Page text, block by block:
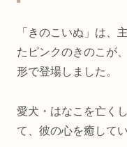
「きのこいぬ」は、
たピンクのきのこが
形で登場しました。
愛犬・はなこを亡く
て、彼の心を癒して